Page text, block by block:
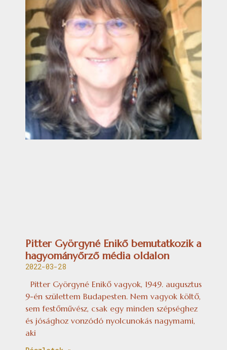
Pitter Györgyné Enikő bemutatkozik a
hagyományőrző média oldalon
2022-03-28
Pitter Györgyné Enikő vagyok, 1949. augusztus
9-én születtem Budapesten. Nem vagyok költő,
sem festőművész, csak egy minden szépséghez
és jósághoz vonzódó nyolcunokás nagymami,
aki